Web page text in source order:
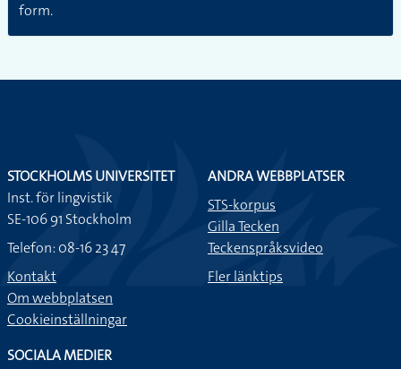
form.
STOCKHOLMS UNIVERSITET
Inst. för lingvistik
SE-106 91 Stockholm
Telefon: 08-16 23 47
Kontakt
Om webbplatsen
Cookieinställningar
ANDRA WEBBPLATSER
STS-korpus
Gilla Tecken
Teckenspråksvideo
Fler länktips
SOCIALA MEDIER